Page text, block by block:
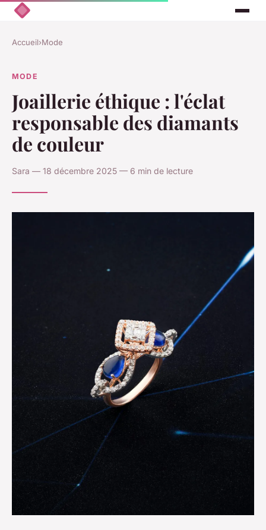
Accueil›Mode
MODE
Joaillerie éthique : l'éclat
responsable des diamants
de couleur
Sara — 18 décembre 2025 — 6 min de lecture